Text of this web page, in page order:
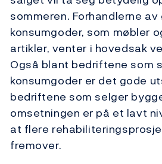
sommeren. Forhandlerne
konsumgoder, som møbler
artikler, venter i hovedsak
Også blant bedriftene som
konsumgoder er det gode
bedriftene som selger
omsetningen er på et lavt
at flere
fremover.